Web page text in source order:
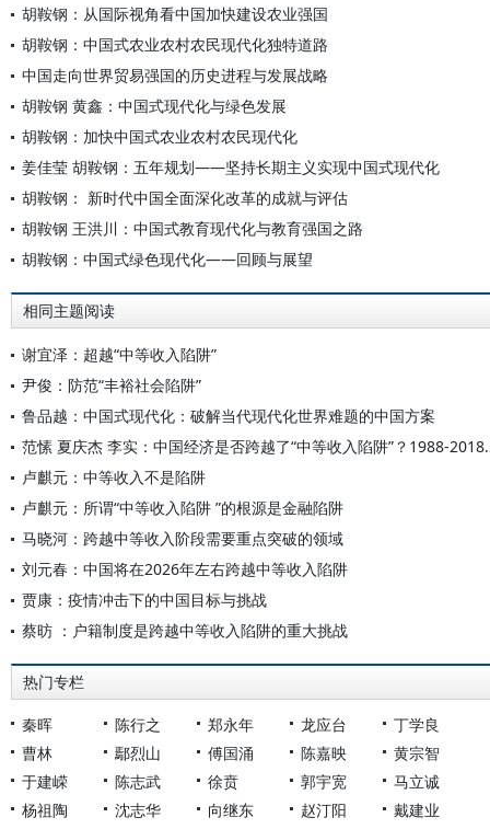
胡鞍钢：从国际视角看中国加快建设农业强国
胡鞍钢：中国式农业农村农民现代化独特道路
中国走向世界贸易强国的历史进程与发展战略
胡鞍钢 黄鑫：中国式现代化与绿色发展
胡鞍钢：加快中国式农业农村农民现代化
姜佳莹 胡鞍钢：五年规划——坚持长期主义实现中国式现代化
胡鞍钢： 新时代中国全面深化改革的成就与评估
胡鞍钢 王洪川：中国式教育现代化与教育强国之路
胡鞍钢：中国式绿色现代化——回顾与展望
相同主题阅读
谢宜泽：超越“中等收入陷阱”
尹俊：防范“丰裕社会陷阱”
鲁品越：中国式现代化：破解当代现代化世界难题的中国方案
范愫 夏庆杰 李实：中国
卢麒元：中等收入不是陷阱
卢麒元：所谓“中等收入陷阱 ”的根源是金融陷阱
马晓河：跨越中等收入阶段需要重点突破的领域
刘元春：中国将在2026年左右跨越中等收入陷阱
贾康：疫情冲击下的中国目标与挑战
蔡昉 ：户籍制度是跨越中等收入陷阱的重大挑战
热门专栏
秦晖 陈行之 郑永年 龙应台
丁学良
曹林
鄢烈山 傅国涌 陈嘉映
黄宗智
于建嵘
陈志武 徐贲 郭宇宽
马立诚
杨祖陶
沈志华 向继东 赵汀阳
戴建业